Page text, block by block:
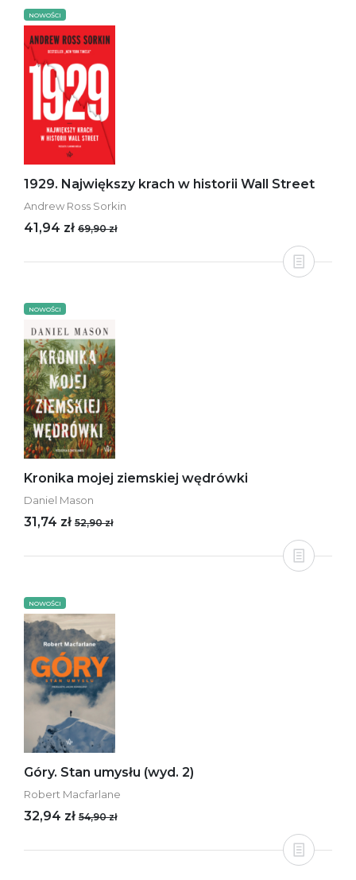
NOWOŚCI
1929. Największy krach w historii Wall Street
Andrew Ross Sorkin
41,94 zł 69,90 zł
NOWOŚCI
Kronika mojej ziemskiej wędrówki
Daniel Mason
31,74 zł 52,90 zł
NOWOŚCI
Góry. Stan umysłu (wyd. 2)
Robert Macfarlane
32,94 zł 54,90 zł